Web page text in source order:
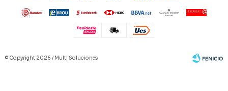
© Copyright 2026 / Multi Soluciones